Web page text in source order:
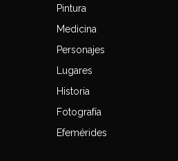
Pintura
Medicina
Personajes
Lugares
Historia
Fotografía
Efemérides